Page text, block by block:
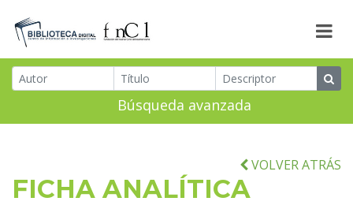
Búsqueda avanzada
VOLVER ATRÁS
FICHA ANALÍTICA